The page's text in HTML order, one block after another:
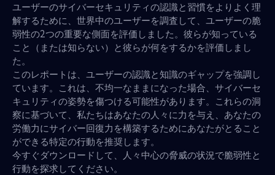
ユーザーのサイバーセキュリティの認識と習慣をよりよく理
解するために、世界中のユーザーを調査して、ユーザーの脆
弱性の2つの重要な側面を評価しました。彼らが知っている
こと（または知らない）と彼らが何をするかを評価しまし
た。
このレポートは、ユーザーの認識と知識のギャップを強調し
ています。これは、不均一なままになった場合、サイバーセ
キュリティの姿勢を傷つける可能性があります。これらの洞
察に基づいて、私たちはあなたの人々に力を与え、あなたの
労働力にサイバー回復力を構築するためにあなたがとること
ができる特定の行動を推奨します。
今すぐダウンロードして、人々中心の脅威の状況で脆弱性と
行動を探求してください。